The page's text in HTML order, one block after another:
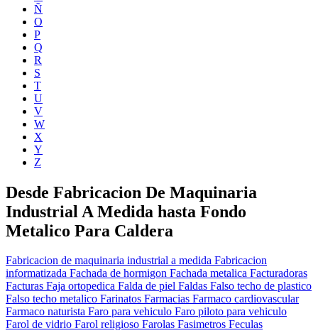
Ñ
O
P
Q
R
S
T
U
V
W
X
Y
Z
Desde Fabricacion De Maquinaria
Industrial A Medida hasta Fondo
Metalico Para Caldera
Fabricacion de maquinaria industrial a medida Fabricacion
informatizada Fachada de hormigon Fachada metalica Facturadoras
Facturas Faja ortopedica Falda de piel Faldas Falso techo de plastico
Falso techo metalico Farinatos Farmacias Farmaco cardiovascular
Farmaco naturista Faro para vehiculo Faro piloto para vehiculo
Farol de vidrio Farol religioso Farolas Fasimetros Feculas